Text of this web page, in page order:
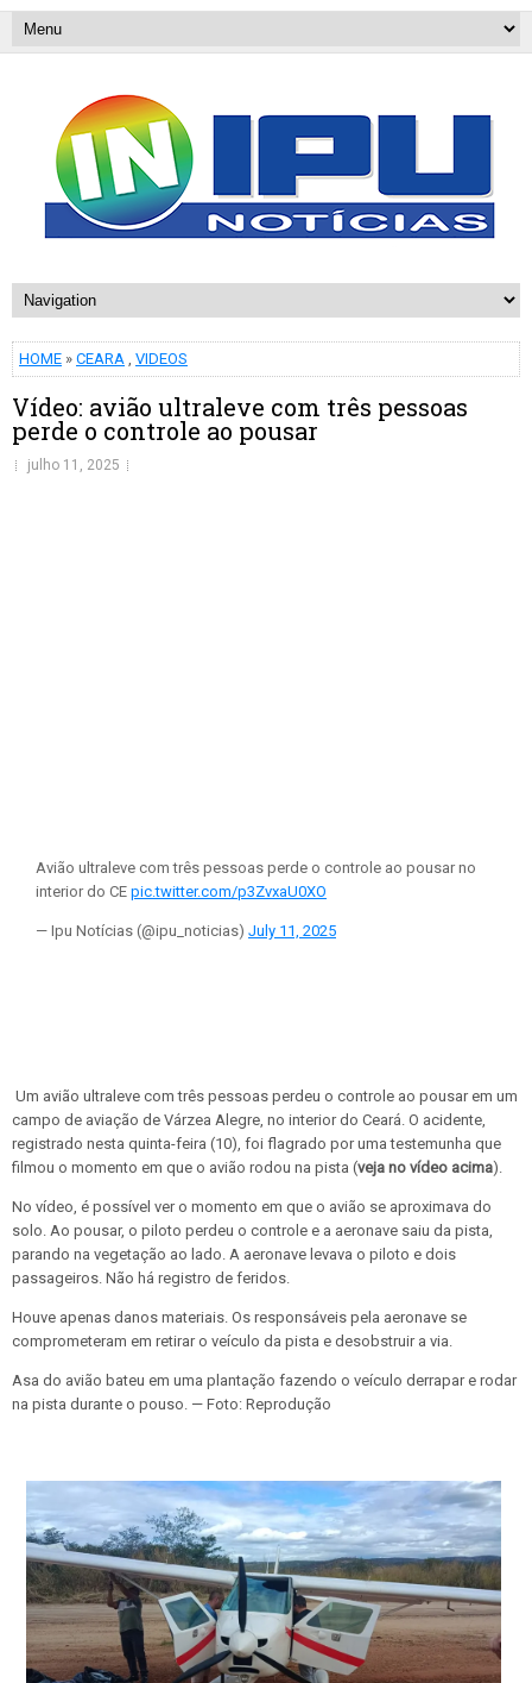
HOME » CEARA , VIDEOS
Vídeo: avião ultraleve com três pessoas
perde o controle ao pousar
julho 11, 2025
Avião ultraleve com três pessoas perde o controle ao pousar no
interior do CE pic.twitter.com/p3ZvxaU0XO
— Ipu Notícias (@ipu_noticias) July 11, 2025
Um avião ultraleve com três pessoas perdeu o controle ao pousar em um
campo de aviação de Várzea Alegre, no interior do Ceará. O acidente,
registrado nesta quinta-feira (10), foi flagrado por uma testemunha que
filmou o momento em que o avião rodou na pista (veja no vídeo acima).
No vídeo, é possível ver o momento em que o avião se aproximava do
solo. Ao pousar, o piloto perdeu o controle e a aeronave saiu da pista,
parando na vegetação ao lado. A aeronave levava o piloto e dois
passageiros. Não há registro de feridos.
Houve apenas danos materiais. Os responsáveis pela aeronave se
comprometeram em retirar o veículo da pista e desobstruir a via.
Asa do avião bateu em uma plantação fazendo o veículo derrapar e rodar
na pista durante o pouso. — Foto: Reprodução